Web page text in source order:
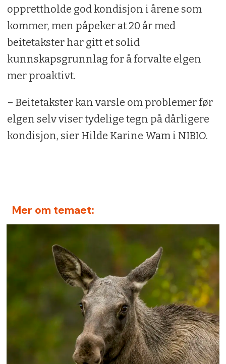
opprettholde god kondisjon i årene som
kommer, men påpeker at 20 år med
beitetakster har gitt et solid
kunnskapsgrunnlag for å forvalte elgen
mer proaktivt.
– Beitetakster kan varsle om problemer før
elgen selv viser tydelige tegn på dårligere
kondisjon, sier Hilde Karine Wam i NIBIO.
Mer om temaet: